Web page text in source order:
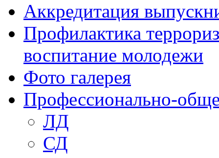
Аккредитация
Профилактика
воспитание молодежи
Фото галерея
Профессионально-
ЛД
СД